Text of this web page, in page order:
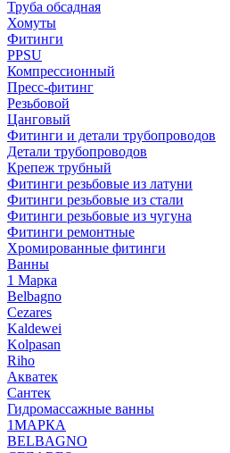
Труба обсадная
Хомуты
Фитинги
PPSU
Компрессионный
Пресс-фитинг
Резьбовой
Цанговый
Фитинги и детали трубопроводов
Детали трубопроводов
Крепеж трубный
Фитинги резьбовые из латуни
Фитинги резьбовые из стали
Фитинги резьбовые из чугуна
Фитинги ремонтные
Хромированные фитинги
Ванны
1 Марка
Belbagno
Cezares
Kaldewei
Kolpasan
Riho
Акватек
Сантек
Гидромассажные ванны
1МАРКА
BELBAGNO